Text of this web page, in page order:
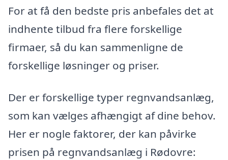
For at få den bedste pris anbefales det at
indhente tilbud fra flere forskellige
firmaer, så du kan sammenligne de
forskellige løsninger og priser.
Der er forskellige typer regnvandsanlæg,
som kan vælges afhængigt af dine behov.
Her er nogle faktorer, der kan påvirke
prisen på regnvandsanlæg i Rødovre: